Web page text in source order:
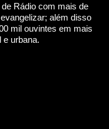
Rádio com mais de
além disso
mil ouvintes em mais
e urbana.